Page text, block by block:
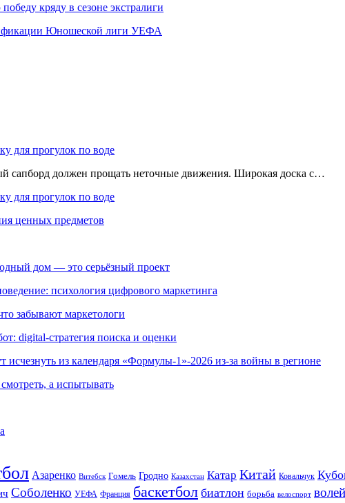
кряду в сезоне экстралиги
Юношеской лиги УЕФА
для прогулок по воде
сапборд должен прощать неточные движения. Широкая доска с…
для прогулок по воде
ценных предметов
дом — это серьёзный проект
психология цифрового маркетинга
забывают маркетологи
digital-стратегия поиска и оценки
из календаря «Формулы-1»-2026 из-за войны в регионе
а испытывать
Азаренко Витебск Гомель Гродно Казахстан Катар Китай Ковальчук
Соболенко УЕФА Франция баскетбол биатлон борьба велоспорт